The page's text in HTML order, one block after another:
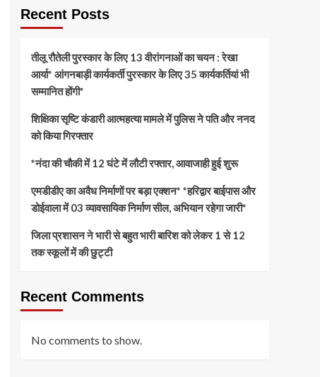
Recent Posts
तीलू रौतेली पुरस्कार के लिए 13 वीरांगनाओं का चयन : रेखा
आर्या* आंगनबाड़ी कार्यकर्ती पुरस्कार के लिए 35 कार्यकर्तियां भी
सम्मानित होंगी*
शिक्षिका सृष्टि कंडारी आत्महत्या मामले में पुलिस ने पति और ननद
को किया गिरफ्तार
*नंदा की चौकी में 12 घंटे में लौटी रफ्तार, आवाजाही हुई शुरू
एमडीडीए का अवैध निर्माणों पर बड़ा एक्शन* *हरिद्वार बाईपास और
डोईवाला में 03 व्यावसायिक निर्माण सील, अभियान रहेगा जारी*
जिला प्रशासन ने भारी से बहुत भारी बारिश को लेकर 1 से 12
तक स्कूलों में की छुट्टी
Recent Comments
No comments to show.